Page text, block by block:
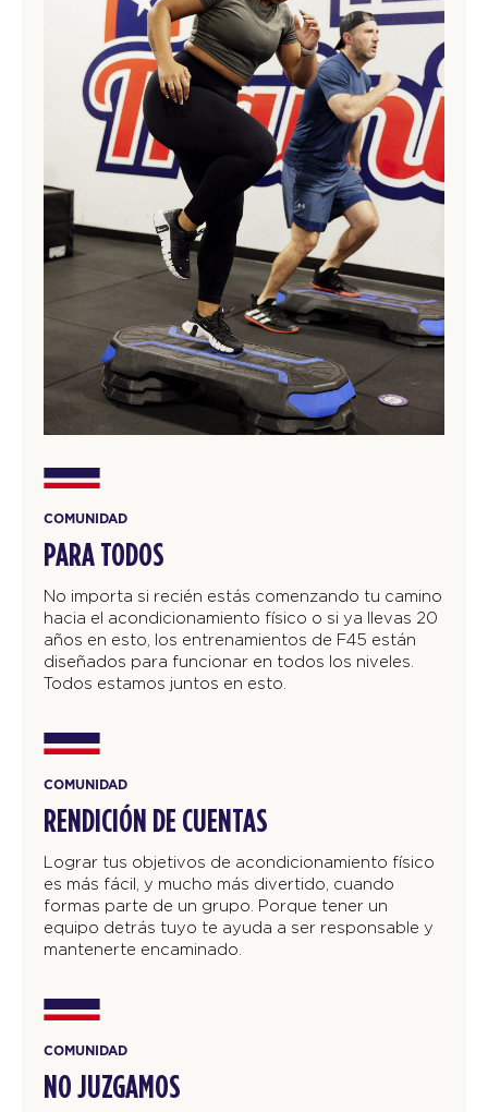
COMUNIDAD
PARA TODOS
No importa si recién estás comenzando tu camino
hacia el acondicionamiento físico o si ya llevas 20
años en esto, los entrenamientos de F45 están
diseñados para funcionar en todos los niveles.
Todos estamos juntos en esto.
COMUNIDAD
RENDICIÓN DE CUENTAS
Lograr tus objetivos de acondicionamiento físico
es más fácil, y mucho más divertido, cuando
formas parte de un grupo. Porque tener un
equipo detrás tuyo te ayuda a ser responsable y
mantenerte encaminado.
COMUNIDAD
NO JUZGAMOS